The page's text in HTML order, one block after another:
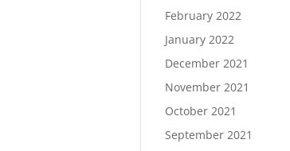
February 2022
January 2022
December 2021
November 2021
October 2021
September 2021